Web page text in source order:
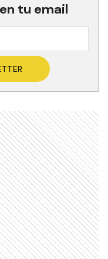
tu email